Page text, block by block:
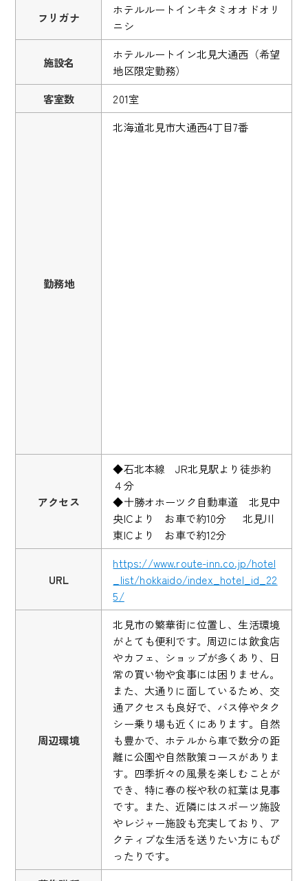
フリガナ
ホテルルートインキタミオオドオリ
ニシ
施設名
ホテルルートイン北見大通西（希望
地区限定勤務）
客室数
201室
勤務地
北海道北見市大通西4丁目7番
アクセス
◆石北本線 JR北見駅より徒歩約
４分
◆十勝オホーツク自動車道 北見中
央ICより お車で約10分 北見川
東ICより お車で約12分
URL
https://www.route-inn.co.jp/hotel
_list/hokkaido/index_hotel_id_22
5/
周辺環境
北見市の繁華街に位置し、生活環境
がとても便利です。周辺には飲食店
やカフェ、ショップが多くあり、日
常の買い物や食事には困りません。
また、大通りに面しているため、交
通アクセスも良好で、バス停やタク
シー乗り場も近くにあります。自然
も豊かで、ホテルから車で数分の距
離に公園や自然散策コースがありま
す。四季折々の風景を楽しむことが
でき、特に春の桜や秋の紅葉は見事
です。また、近隣にはスポーツ施設
やレジャー施設も充実しており、ア
クティブな生活を送りたい方にもぴ
ったりです。